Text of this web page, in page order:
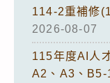
114-2重補修
2026-08-07
115年度AI人
A2、A3、B5-